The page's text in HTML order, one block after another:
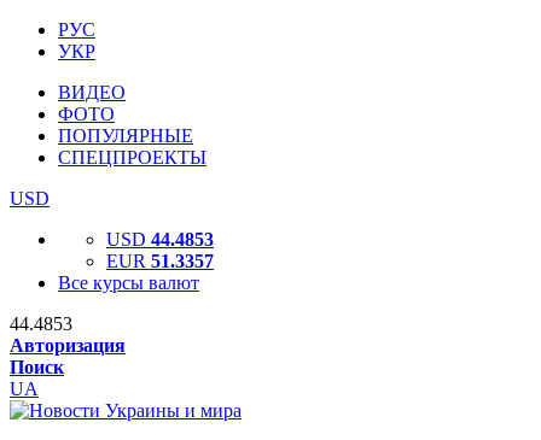
РУС
УКР
ВИДЕО
ФОТО
ПОПУЛЯРНЫЕ
СПЕЦПРОЕКТЫ
USD
USD 44.4853
EUR 51.3357
Все курсы валют
44.4853
Авторизация
Поиск
UA